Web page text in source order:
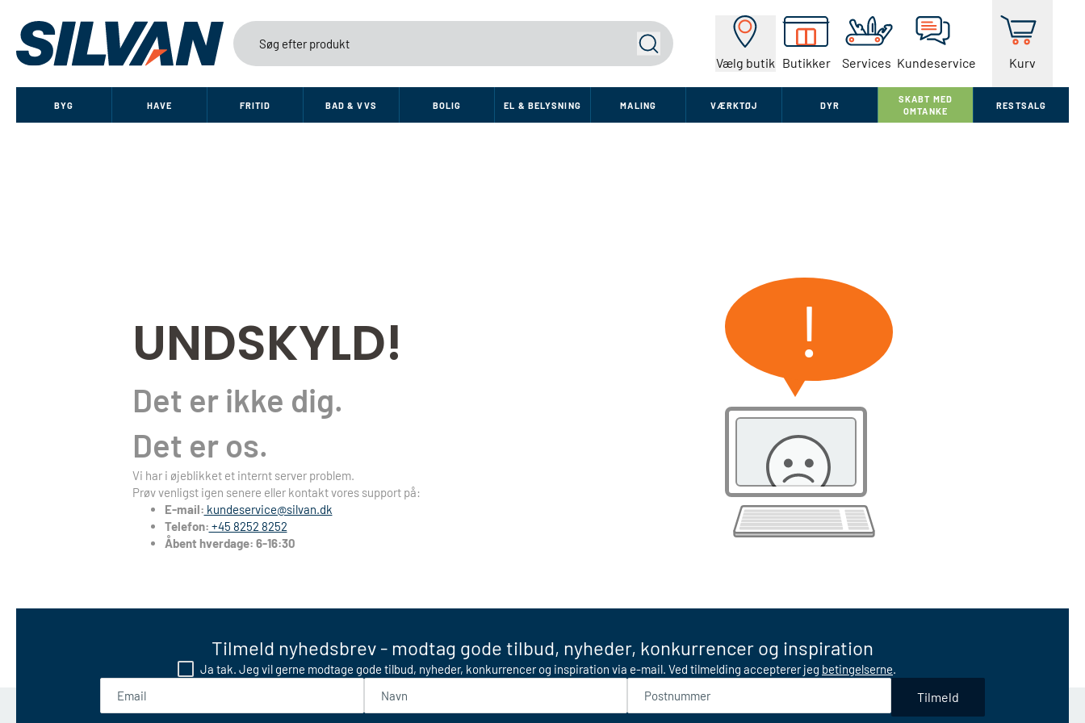
Vælg butik Butikker Services Kundeservice Kurv
Søg
BYG HAVE FRITID BAD & VVS BOLIG EL & BELYSNING MALING VÆRKTØJ DYR
SKABT MED
OMTANKE
RESTSALG
UNDSKYLD!
Det er ikke dig.
Det er os.
Vi har i øjeblikket et internt server problem.
Prøv venligst igen senere eller kontakt vores support på:
E-mail: kundeservice@silvan.dk
Telefon: +45 8252 8252
Åbent hverdage: 6-16:30
!
Tilmeld nyhedsbrev - modtag gode tilbud, nyheder, konkurrencer og inspiration
Ja tak. Jeg vil gerne modtage gode tilbud, nyheder, konkurrencer og inspiration via e-mail. Ved tilmelding accepterer jeg betingelserne.
Tilmeld